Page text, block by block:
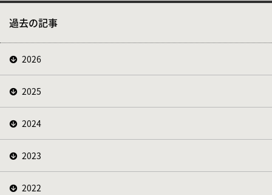
過去の記事
2026
2025
2024
2023
2022